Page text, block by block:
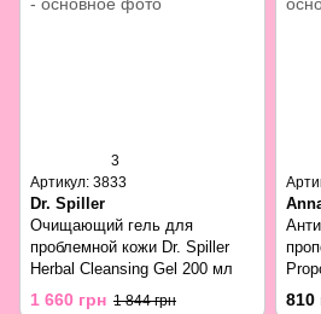
3
Артикул: 3833
Dr. Spiller
Очищающий гель для
проблемной кожи Dr. Spiller
Herbal Cleansing Gel 200 мл
1 660 грн 1 844 грн 810